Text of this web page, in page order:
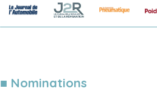
■ Nominations